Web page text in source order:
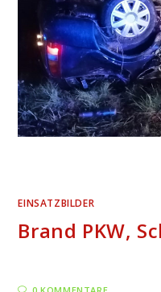
EINSATZBILDER
Brand PKW,